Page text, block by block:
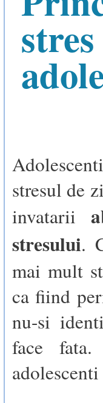
stresul de
invatarii
stresului.
mai mult
ca fiind
nu-si
face